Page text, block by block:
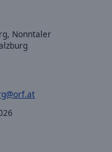
Nonntaler